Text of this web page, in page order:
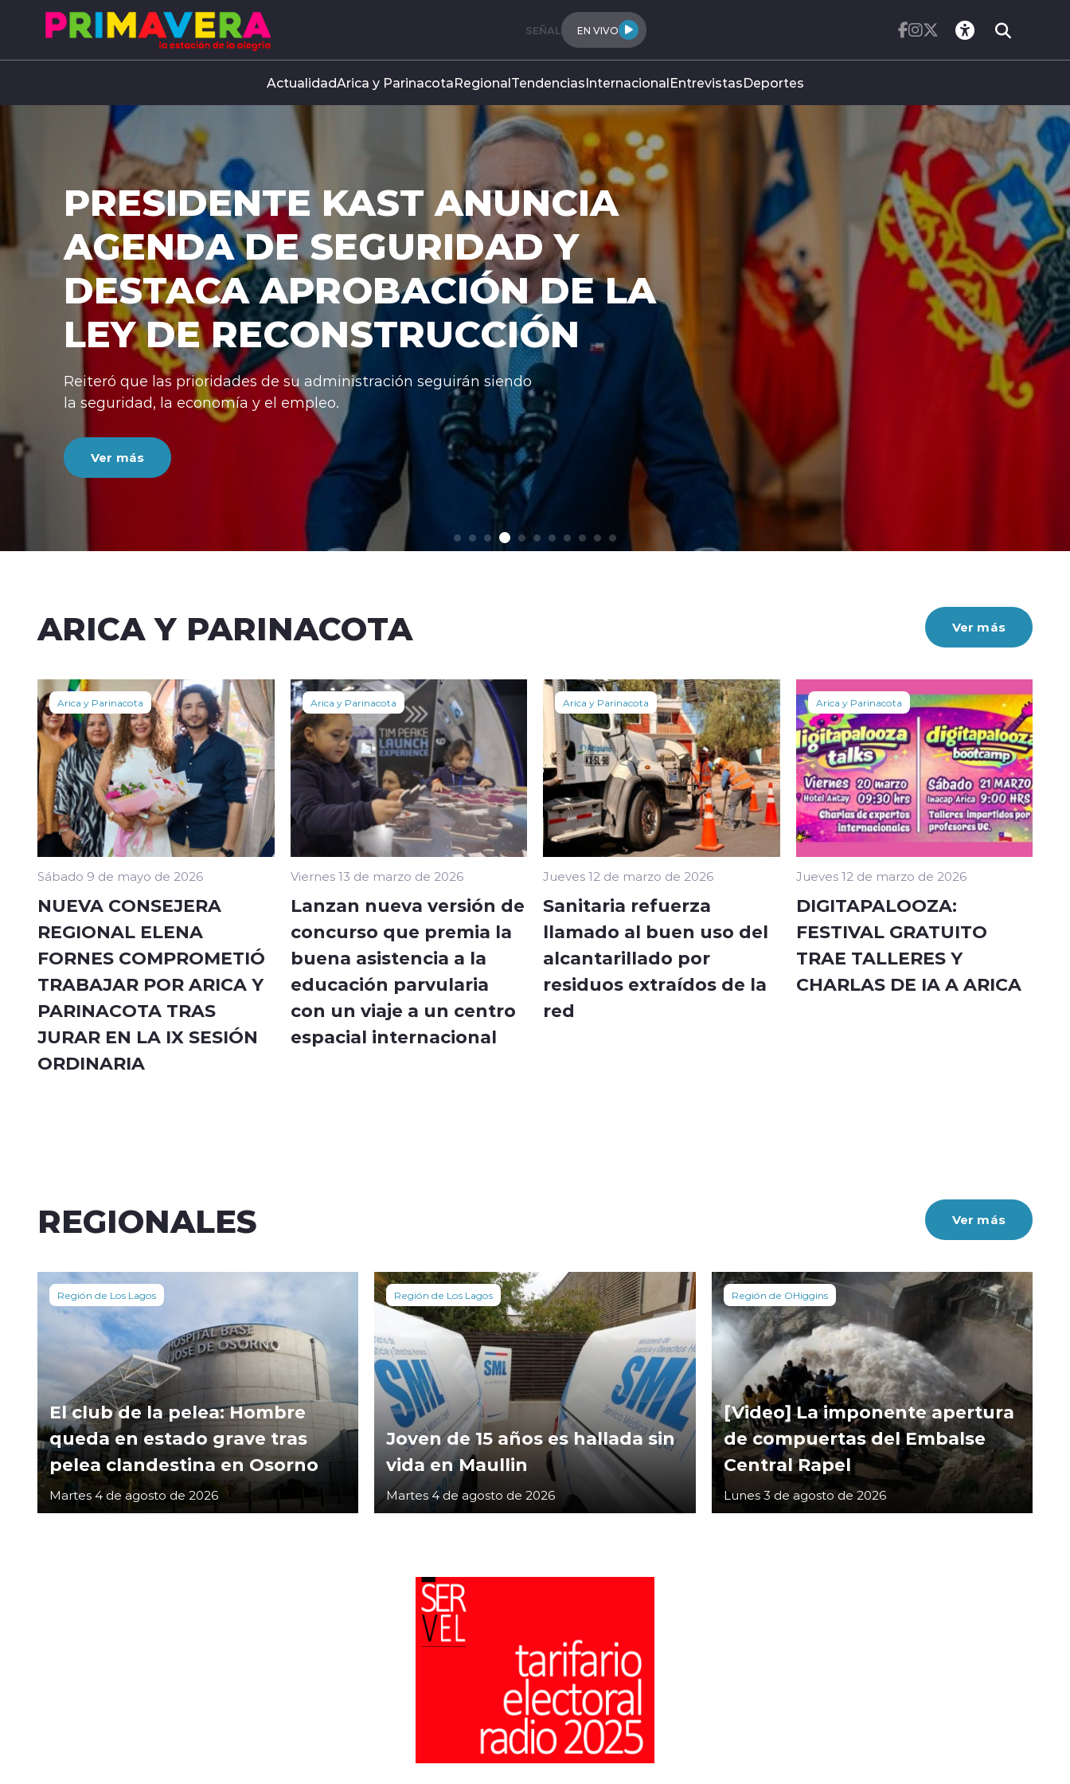
SEÑAL EN VIVO
ActualidadArica y ParinacotaRegionalTendenciasInternacionalEntrevistasDeportes
PRESIDENTE KAST ANUNCIA
AGENDA DE SEGURIDAD Y
DESTACA APROBACIÓN DE LA
LEY DE RECONSTRUCCIÓN
Reiteró que las prioridades de su administración seguirán siendo
la seguridad, la economía y el empleo.
Ver más
ARICA Y PARINACOTA Ver más
Arica y Parinacota
Sábado 9 de mayo de 2026
NUEVA CONSEJERA
REGIONAL ELENA
FORNES COMPROMETIÓ
TRABAJAR POR ARICA Y
PARINACOTA TRAS
JURAR EN LA IX SESIÓN
ORDINARIA
Arica y Parinacota
Viernes 13 de marzo de 2026
Lanzan nueva versión de
concurso que premia la
buena asistencia a la
educación parvularia
con un viaje a un centro
espacial internacional
Arica y Parinacota
Jueves 12 de marzo de 2026
Sanitaria refuerza
llamado al buen uso del
alcantarillado por
residuos extraídos de la
red
Arica y Parinacota
Jueves 12 de marzo de 2026
DIGITAPALOOZA:
FESTIVAL GRATUITO
TRAE TALLERES Y
CHARLAS DE IA A ARICA
REGIONALES Ver más
Región de Los Lagos
El club de la pelea: Hombre
queda en estado grave tras
pelea clandestina en Osorno
Martes 4 de agosto de 2026
Región de Los Lagos
Joven de 15 años es hallada sin
vida en Maullin
Martes 4 de agosto de 2026
Región de OHiggins
[Video] La imponente apertura
de compuertas del Embalse
Central Rapel
Lunes 3 de agosto de 2026